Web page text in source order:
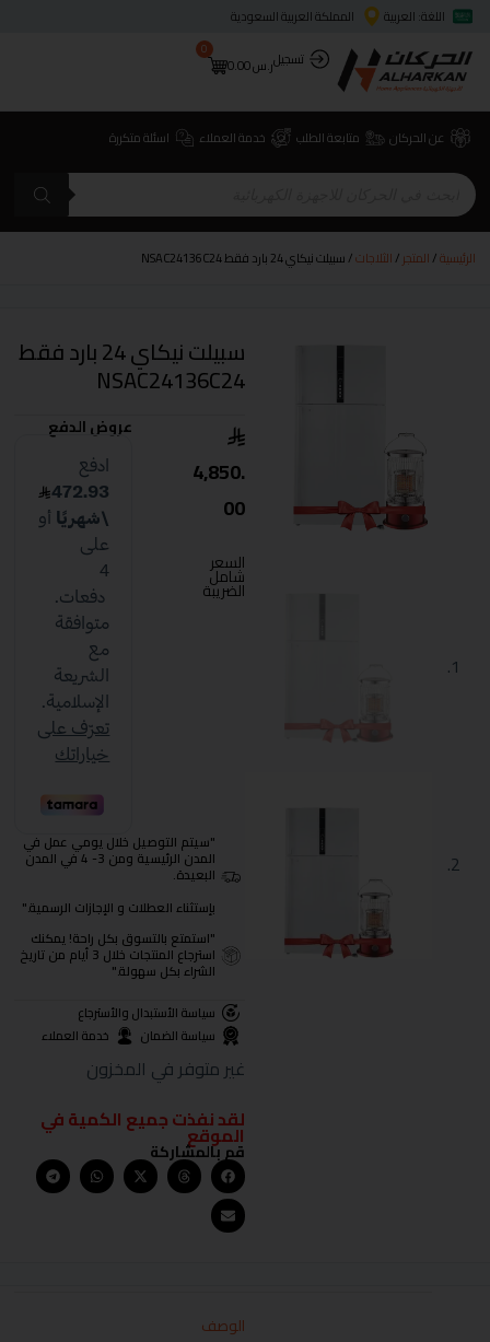
اللغة: العربية
المملكة العربية السعودية
تسجيلر.س0.00
0
عن الحركان متابعة الطلب خدمة العملاء اسئلة متكررة
الرئيسية/المتجر/الثلاجات/ سبيلت نيكاي 24 بارد فقط NSAC24136C24
سبيلت نيكاي 24 بارد فقط
NSAC24136C24
4,850.
00
السعر
شامل
الضريبة
عروض الدفع
"سيتم التوصيل خلال يومي عمل في
المدن الرئيسية ومن 3- 4 في المدن
البعيدة.
بإستثناء العطلات و الإجازات الرسمية."
"استمتع بالتسوق بكل راحة! يمكنك
استرجاع المنتجات خلال 3 أيام من تاريخ
الشراء بكل سهولة."
سياسة الأستبدال والأسترجاع
سياسة الضمان
خدمة العملاء
غير متوفر في المخزون
لقد نفذت جميع الكمية في
الموقع
قم بالمشاركة
الوصف